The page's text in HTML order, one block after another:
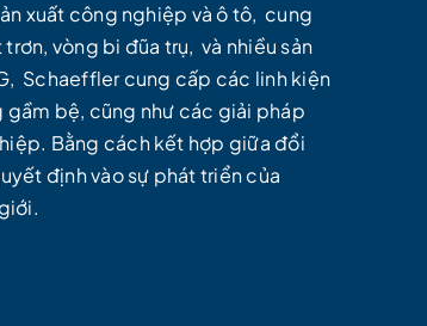
xuất công nghiệp và ô tô, cung
trơn, vòng bi đũa trụ,và nhiều sản
Schaeffler cung cấp các linh kiện
gầm bệ, cũng như các giải pháp
Bằng cách kết hợp giữa đổi
định vào sự phát triển của